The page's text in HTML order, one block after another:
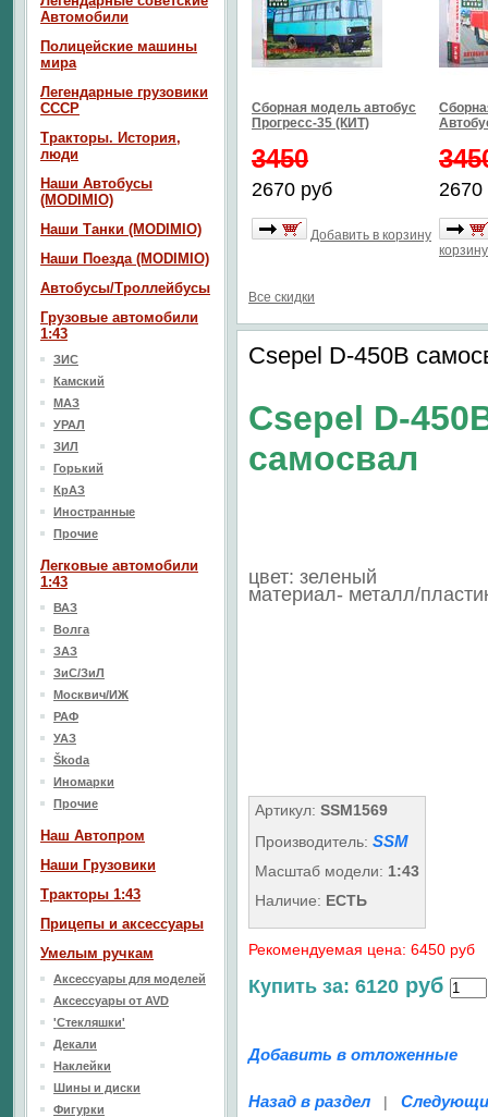
Сборная модель автобус
Прогресс-35 (КИТ)
3450
2670 руб
Добавить в корзину
2670
корзину
Все скидки
Csepel D-450B
Csepel D-
самосвал
цвет: зеленый
материал- металл/
Артикул: SSM1569
Производитель: SSM
Масштаб модели: 1:43
Наличие: ЕСТЬ
Рекомендуемая цена: 6450 руб
Купить за: 6120 руб
Добавить в отложенные
Назад в раздел |
Автомобили
Полицейские машины
мира
Легендарные грузовики
СССР
Тракторы. История,
люди
Наши Автобусы
(MODIMIO)
Наши Танки (MODIMIO)
Наши Поезда (MODIMIO)
Автобусы/Троллейбусы
Грузовые автомобили
1:43
ЗИС
Камский
МАЗ
УРАЛ
ЗИЛ
Горький
КрАЗ
Иностранные
Прочие
Легковые автомобили
1:43
ВАЗ
Волга
ЗАЗ
ЗиС/ЗиЛ
Москвич/ИЖ
РАФ
УАЗ
Škoda
Иномарки
Прочие
Наш Aвтопром
Наши Грузовики
Тракторы 1:43
Прицепы и аксессуары
Умелым ручкам
Аксессуары для моделей
Аксессуары от AVD
'Стекляшки'
Декали
Наклейки
Шины и диски
Фигурки